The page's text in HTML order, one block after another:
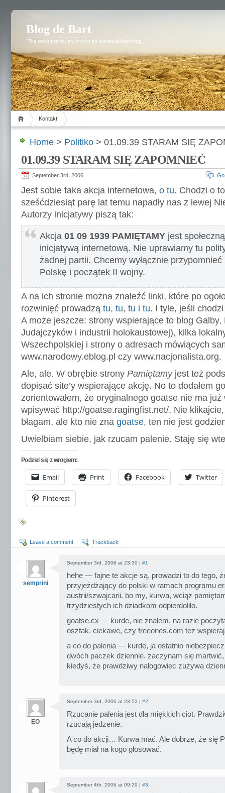
Blog de Bart
The artist previously known as licorea.pl/bart/blog.
Kontakt
Home > Politiko > 01.09.39 STARAM SIĘ
01.09.39 STARAM SIĘ ZAPOMNIEĆ
September 3rd, 2006
Jest sobie taka akcja internetowa, o tu. Chodzi o
sześćdziesiąt parę lat temu napadły nas z lewej
Autorzy inicjatywy piszą tak:
Akcja 01 09 1939 PAMIĘTAMY jest
inicjatywą internetową. Nie uprawiamy tu
żadnej partii. Chcemy wyłącznie
Polskę i początek II wojny.
A na ich stronie można znaleźć linki, które po
rozwinięć prowadzą tu, tu, tu i tu. I tyle, jeśli
A może jeszcze: strony wspierające to blog
Judajczyków i industrii holokaustowej), kilka
Wszechpolskiej i strony o adresach mówiących
www.narodowy.eblog.pl czy www.nacjonalista.org.
Ale, ale. W obrębie strony Pamiętamyjest też
dopisać site’y wspierające akcję. No to dodałem
zorientowałem, że oryginalnego goatse nie ma
wpisywać http://goatse.ragingfist.net/. Nie
błagam, ale kto nie zna goatse, ten nie jest
Uwielbiam siebie, jak rzucam palenie. Staję się
Podziel się z wrogiem:
Email Print Facebook Twitter
Pinterest
Leave a comment Trackback
semprini
September 3rd, 2006 at 23:30 | #1
hehe — fajne te akcje są. prowadzi to do tego,
przyjeżdżający do polski w ramach programu
austrii/szwajcarii. bo my, kurwa, wciąz
trzydziestych ich dziadkom odpierdoliło.
goatse.cx — kurde, nie znałem. na razie
oszfak. ciekawe, czy freeones.com też
a co do palenia — kurde, ja ostatnio
dwóch paczek dziennie. zaczynam się martwić,
kiedyś, że prawdziwy nałogowiec zużywa
EO
September 3rd, 2006 at 23:52 | #2
Rzucanie palenia jest dla miękkich ciot.
rzucają jedzenie.
A co do akcji… Kurwa mać. Ale dobrze, że się
będę miał na kogo głosować.
September 4th, 2006 at 09:29 | #3